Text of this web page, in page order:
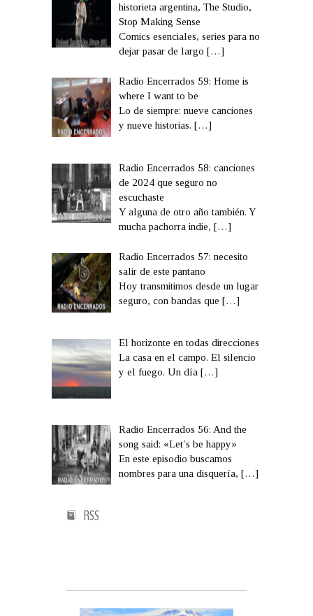
historieta argentina, The Studio,
Stop Making Sense
Comics esenciales, series para no
dejar pasar de largo[…]
Radio Encerrados 59: Home is
where I want to be
Lo de siempre: nueve canciones
y nueve historias.[…]
Radio Encerrados 58: canciones
de 2024 que seguro no
escuchaste
Y alguna de otro año también. Y
mucha pachorra indie,[…]
Radio Encerrados 57: necesito
salir de este pantano
Hoy transmitimos desde un lugar
seguro, con bandas que[…]
El horizonte en todas direcciones
La casa en el campo. El silencio
y el fuego. Un día[…]
Radio Encerrados 56: And the
song said: «Let’s be happy»
En este episodio buscamos
nombres para una disquería,[…]
RSS